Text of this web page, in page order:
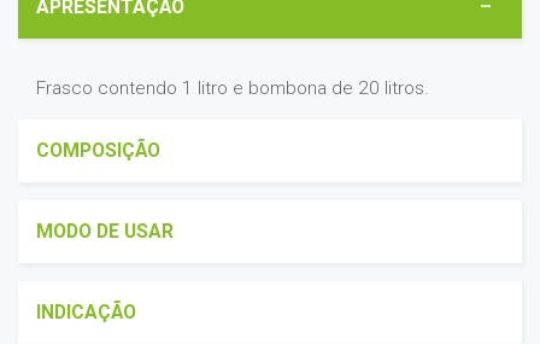
APRESENTAÇÃO
Frasco contendo 1 litro e bombona de 20 litros.
COMPOSIÇÃO
MODO DE USAR
INDICAÇÃO